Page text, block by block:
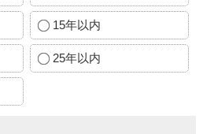
15年以内
25年以内